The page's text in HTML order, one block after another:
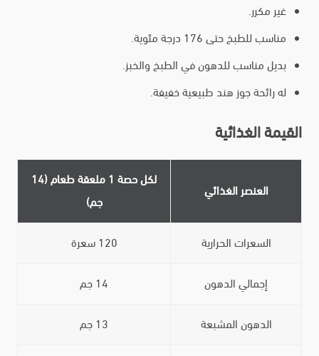
غير مكرر.
مناسب للطبخ حتى 176 درجة مئوية.
بديل مناسب للدهون في الطبخ والخبز.
له رائحة جوز هند طبيعية خفيفة.
القيمة الغذائية
العنصر الغذائي
لكل حصة 1 ملعقة طعام (14
جم)
السعرات الحرارية 120 سعرة
إجمالي الدهون 14 جم
الدهون المشبعة 13 جم